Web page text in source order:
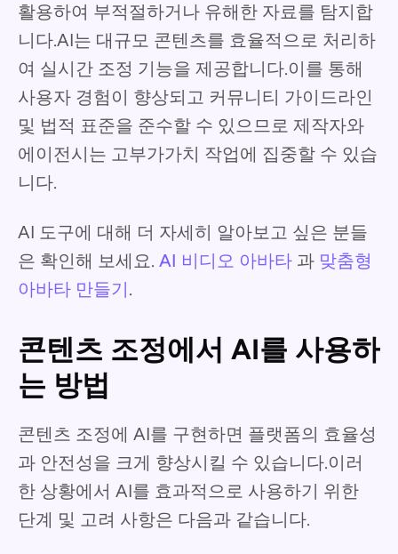
활용하여 부적절하거나 유해한 자료를 탐지합
니다.AI는 대규모 콘텐츠를 효율적으로 처리하
여 실시간 조정 기능을 제공합니다.이를 통해
사용자 경험이 향상되고 커뮤니티 가이드라인
및 법적 표준을 준수할 수 있으므로 제작자와
에이전시는 고부가가치 작업에 집중할 수 있습
니다.
AI 도구에 대해 더 자세히 알아보고 싶은 분들
은 확인해 보세요. AI 비디오 아바타 과 맞춤형
아바타 만들기.
콘텐츠 조정에서 AI를 사용하
는 방법
콘텐츠 조정에 AI를 구현하면 플랫폼의 효율성
과 안전성을 크게 향상시킬 수 있습니다.이러
한 상황에서 AI를 효과적으로 사용하기 위한
단계 및 고려 사항은 다음과 같습니다.